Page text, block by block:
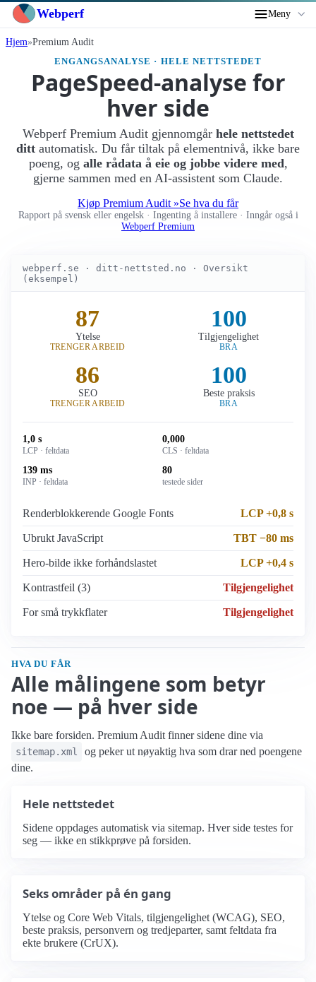
Webperf Meny
Hjem Premium Audit
ENGANGSANALYSE · HELE NETTSTEDET
PageSpeed-analyse for
hver side
Webperf Premium Audit gjennomgår hele nettstedet
ditt automatisk. Du får tiltak på elementnivå, ikke bare
poeng, og alle rådata å eie og jobbe videre med,
gjerne sammen med en AI-assistent som Claude.
Kjøp Premium Audit »Se hva du får
Rapport på svensk eller engelsk · Ingenting å installere · Inngår også i
Webperf Premium
webperf.se · ditt-nettsted.no · Oversikt
(eksempel)
87
Ytelse
TRENGER ARBEID
100
Tilgjengelighet
BRA
86
SEO
TRENGER ARBEID
100
Beste praksis
BRA
1,0 s
LCP · feltdata
0,000
CLS · feltdata
139 ms
INP · feltdata
80
testede sider
Renderblokkerende Google Fonts LCP +0,8 s
Ubrukt JavaScript TBT −80 ms
Hero-bilde ikke forhåndslastet LCP +0,4 s
Kontrastfeil (3) Tilgjengelighet
For små trykkflater Tilgjengelighet
HVA DU FÅR
Alle målingene som betyr
noe — på hver side
Ikke bare forsiden. Premium Audit finner sidene dine via
sitemap.xml
og peker ut nøyaktig hva som drar ned poengene
dine.
Hele nettstedet
Sidene oppdages automatisk via sitemap. Hver side testes for
seg — ikke en stikkprøve på forsiden.
Seks områder på én gang
Ytelse og Core Web Vitals, tilgjengelighet (WCAG), SEO,
beste praksis, personvern og tredjeparter, samt feltdata fra
ekte brukere (CrUX).